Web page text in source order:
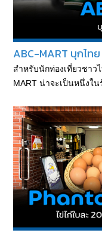
ABC-MART บุกไท
สำหรับนักท่องเที่ยวชาว
MART น่าจะเป็นหนึ่งใน